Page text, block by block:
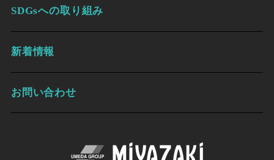
SDGsへの取り組み
新着情報
お問い合わせ